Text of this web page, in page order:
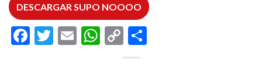
DESCARGAR SUPO NOOOO
Facebook
Twitter
EmailWhatsApp
Copy
Link